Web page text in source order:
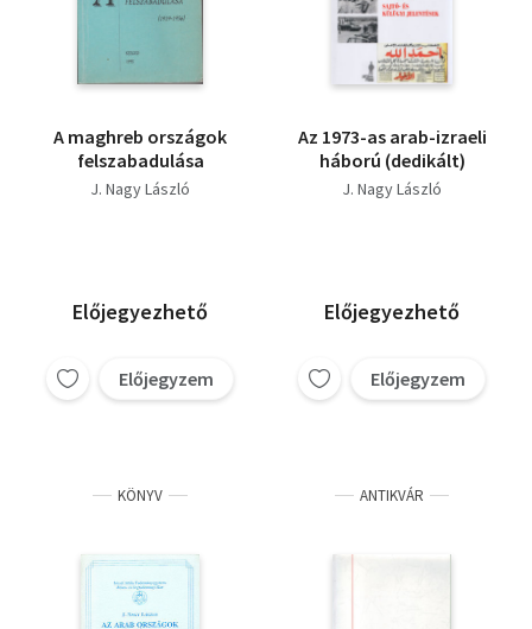
A maghreb országok
felszabadulása
J. Nagy László
Előjegyezhető
Előjegyzem
Az 1973-as arab-izraeli
háború (dedikált)
J. Nagy László
Előjegyezhető
Előjegyzem
KÖNYV ANTIKVÁR